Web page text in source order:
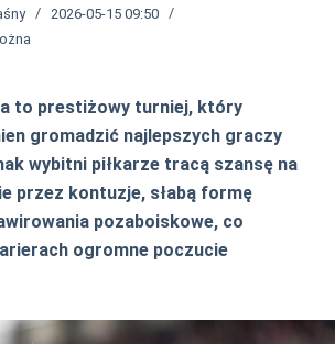
2026-05-15 09:50
to prestiżowy turniej, który
gromadzić najlepszych graczy
wybitni piłkarze tracą szansę na
przez kontuzje, słabą formę
pozaboiskowe, co
ogromne poczucie